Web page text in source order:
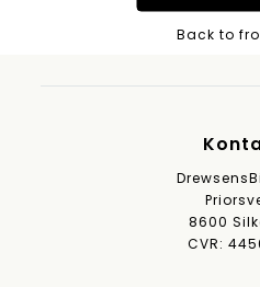
Back to
8600
CVR: